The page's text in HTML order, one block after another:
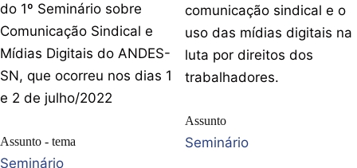
do 1º Seminário sobre
Comunicação Sindical e
Mídias Digitais do ANDES-
SN, que ocorreu nos dias 1
e 2 de julho/2022
Assunto - tema
Seminário
comunicação sindical e o
uso das mídias digitais na
luta por direitos dos
trabalhadores.
Assunto
Seminário